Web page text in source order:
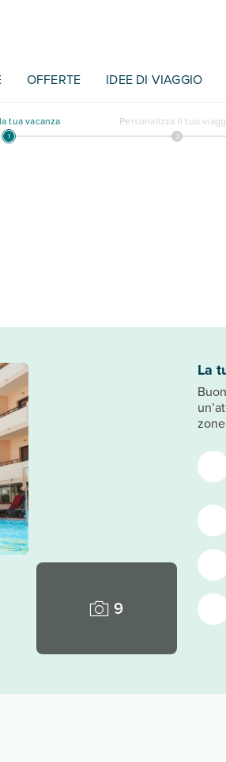
OFFERTE IDEE DI VIAGGIO
tua vacanza Personalizza il tuo
9
La